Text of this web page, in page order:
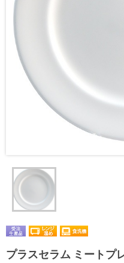
プラスセラム ミートプ